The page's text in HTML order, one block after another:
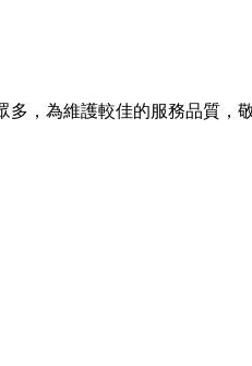
，為維護較佳的服務品質，